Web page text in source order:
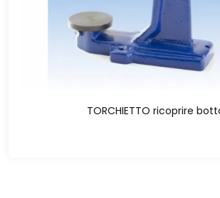
TORCHIETTO ricoprire